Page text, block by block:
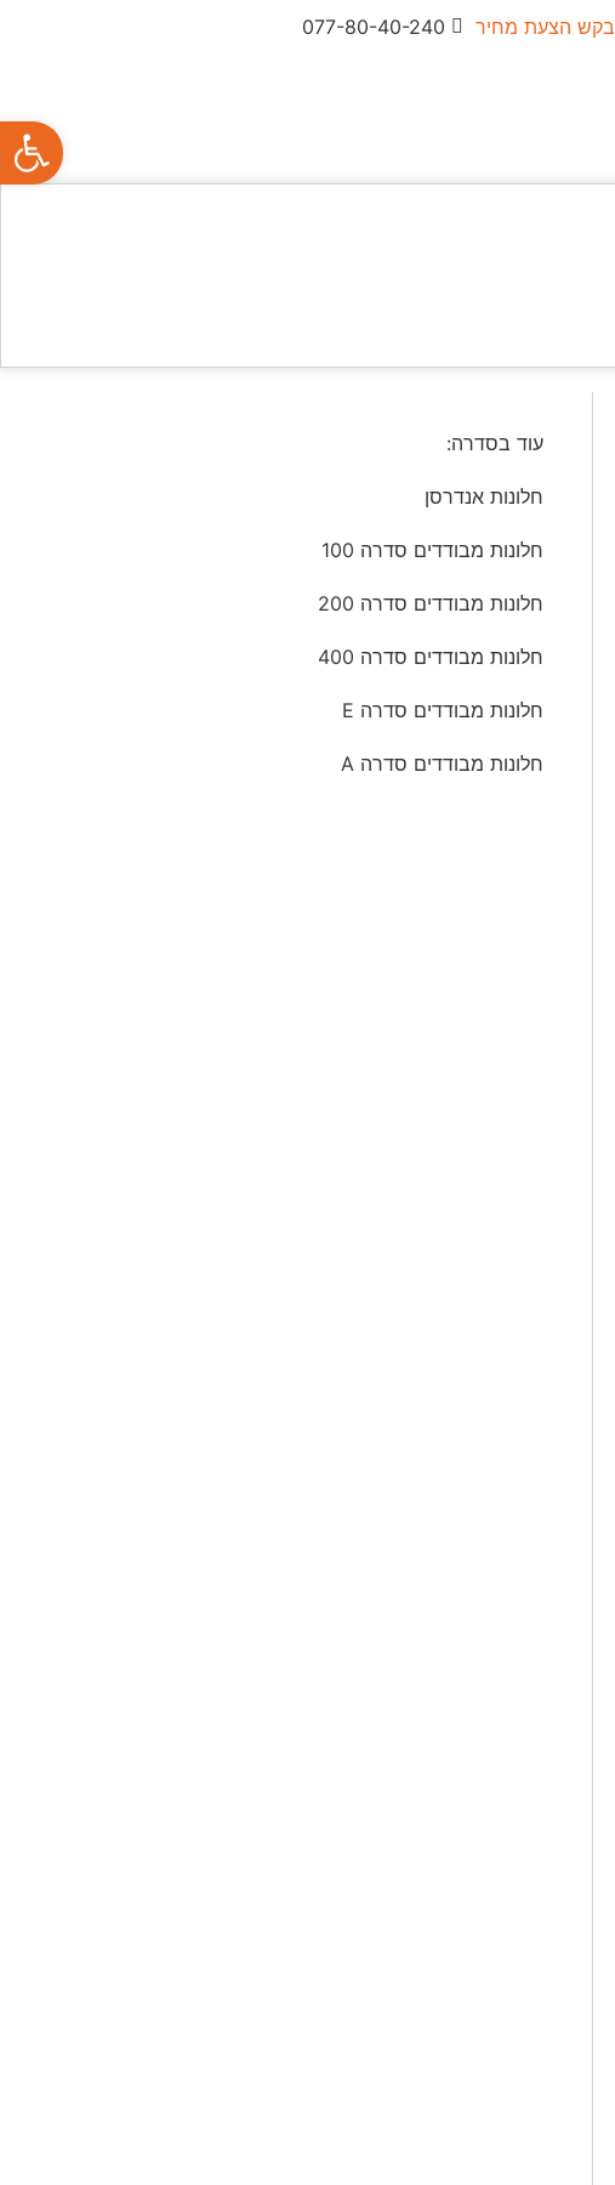
בקש הצעת מחיר 077-80-40-240
עוד בסדרה:
חלונות אנדרסן
חלונות מבודדים סדרה 100
חלונות מבודדים סדרה 200
חלונות מבודדים סדרה 400
חלונות מבודדים סדרה E
חלונות מבודדים סדרה A
פתח